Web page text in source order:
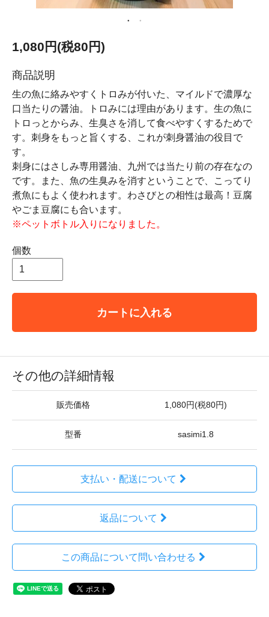
1,080円(税80円)
商品説明
生の魚に絡みやすくトロみが付いた、マイルドで濃厚な
口当たりの醤油。トロみには理由があります。生の魚に
トロっとからみ、生臭さを消して食べやすくするためで
す。刺身をもっと旨くする、これが刺身醤油の役目で
す。
刺身にはさしみ専用醤油、九州では当たり前の存在なの
です。また、魚の生臭みを消すということで、こってり
煮魚にもよく使われます。わさびとの相性は最高！豆腐
やごま豆腐にも合います。
※ペットボトル入りになりました。
個数
カートに入れる
その他の詳細情報
販売価格 1,080円(税80円)
型番 sasimi1.8
支払い・配送について
返品について
この商品について問い合わせる